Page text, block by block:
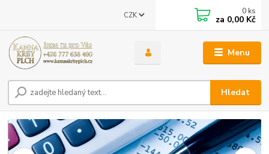
Menu
CZK
Hledat
0 ks
za 0,00 Kč